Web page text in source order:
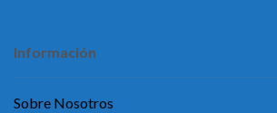
Información
Sobre Nosotros